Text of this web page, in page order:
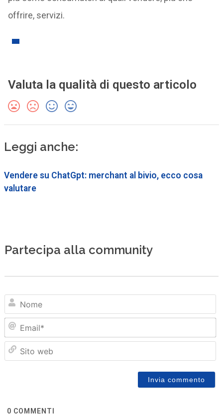
offrire, servizi.
Valuta la qualità di questo articolo
Leggi anche:
Vendere su ChatGpt: merchant al bivio, ecco cosa
valutare
Partecipa alla community
0 COMMENTI